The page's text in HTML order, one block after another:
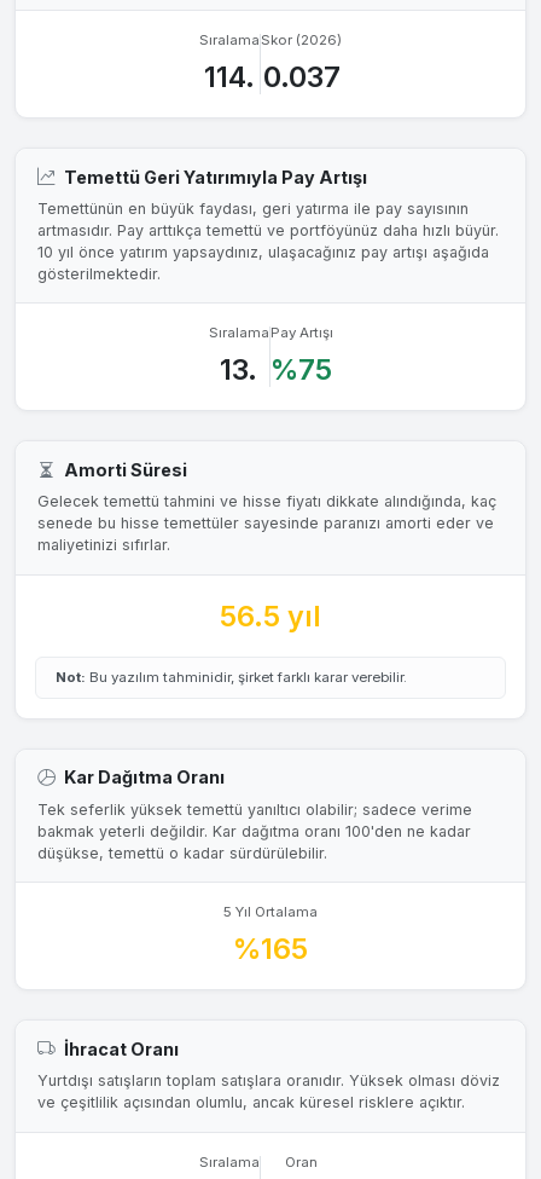
Sıralama
114.
Skor (2026)
0.037
Temettü Geri Yatırımıyla Pay Artışı
Temettünün en büyük faydası, geri yatırma ile pay sayısının
artmasıdır. Pay arttıkça temettü ve portföyünüz daha hızlı büyür.
10 yıl önce yatırım yapsaydınız, ulaşacağınız pay artışı aşağıda
gösterilmektedir.
Sıralama
13.
Pay Artışı
%75
Amorti Süresi
Gelecek temettü tahmini ve hisse fiyatı dikkate alındığında, kaç
senede bu hisse temettüler sayesinde paranızı amorti eder ve
maliyetinizi sıfırlar.
56.5 yıl
Not: Bu yazılım tahminidir, şirket farklı karar verebilir.
Kar Dağıtma Oranı
Tek seferlik yüksek temettü yanıltıcı olabilir; sadece verime
bakmak yeterli değildir. Kar dağıtma oranı 100'den ne kadar
düşükse, temettü o kadar sürdürülebilir.
5 Yıl Ortalama
%165
İhracat Oranı
Yurtdışı satışların toplam satışlara oranıdır. Yüksek olması döviz
ve çeşitlilik açısından olumlu, ancak küresel risklere açıktır.
Sıralama Oran